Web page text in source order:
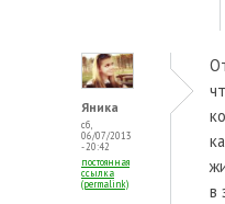
Яника
сб,
06/07/2013
- 20:42
постоянная
ссылка
(permalink)
в